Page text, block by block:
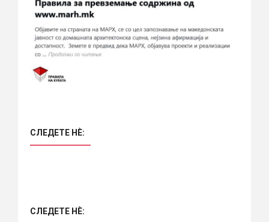
СЛЕДЕТЕ НÈ:
СЛЕДЕТЕ НÈ: